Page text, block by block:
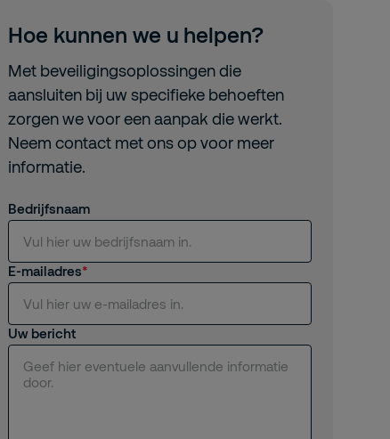
Hoe kunnen we u helpen?
Met beveiligingsoplossingen die
aansluiten bij uw specifieke behoeften
zorgen we voor een aanpak die werkt.
Neem contact met ons op voor meer
informatie.
Bedrijfsnaam
E-mailadres
Uw bericht